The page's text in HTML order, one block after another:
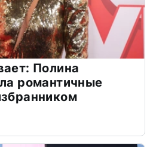
Полина
романтичные